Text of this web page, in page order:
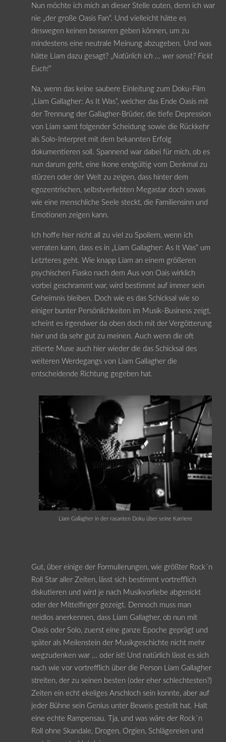
Nun möchte ich mich an dieser Stelle outen, denn ich war
nie „der große Oasis Fan“. Und vielleicht hätte es
deswegen keinen besseren geben können, um zu
mindestens eine neutrale Meinung abzugeben. Und was
hätte Liam dazu gesagt? „Natürlich ich … wer sonst? Fickt
Euch!“
Na, wenn das keine saubere Einleitung zum Doku-Film
„Liam Gallagher: As It Was“, welcher das Ende Oasis mit
der Trennung der Gallagher-Brüder, die tiefe Depression
von Liam samt folgender Scheidung sowie die Rückkehr
als Solo-Interpret mit dem bekannten Erfolg
dokumentieren soll. Spannend war dabei für mich, ob es
nun darum geht, eine Ikone endgültig vom Denkmal zu
stürzen oder der Welt zu zeigen, dass hinter dem
egozentrischen, selbstverliebten Megastar doch sowas
wie eine menschliche Seele steckt, die Familiensinn und
Emotionen zeigen kann.
Ich hoffe hier nicht all zu viel zu Spoilern, wenn ich
verraten kann, dass es in „Liam Gallagher: As It Was“ um
Letzteres geht. Wie knapp Liam an einem größeren
psychischen Fiasko nach dem Aus von Oais wirklich
vorbei geschrammt war, wird bestimmt auf immer sein
Geheimnis bleiben. Doch wie es das Schicksal wie so
einiger bunter Persönlichkeiten im Musik-Business zeigt,
scheint es irgendwer da oben doch mit der Vergötterung
hier und da sehr gut zu meinen. Auch wenn die oft
zitierte Muse auch hier wieder die das Schicksal des
weiteren Werdegangs von Liam Gallagher die
entscheidende Richtung gegeben hat.
Liam Gallagher in der rasanten Doku über seine Karriere
Gut, über einige der Formulierungen, wie größter Rock´n
Roll Star aller Zeiten, lässt sich bestimmt vortrefflich
diskutieren und wird je nach Musikvorliebe abgenickt
oder der Mittelfinger gezeigt. Dennoch muss man
neidlos anerkennen, dass Liam Gallagher, ob nun mit
Oasis oder Solo, zuerst eine ganze Epoche geprägt und
später als Meilenstein der Musikgeschichte nicht mehr
wegzudenken war … oder ist! Und natürlich lässt es sich
nach wie vor vortrefflich über die Person Liam Gallagher
streiten, der zu seinen besten (oder eher schlechtesten?)
Zeiten ein echt ekeliges Arschloch sein konnte, aber auf
jeder Bühne sein Genius unter Beweis gestellt hat. Halt
eine echte Rampensau. Tja, und was wäre der Rock´n
Roll ohne Skandale, Drogen, Orgien, Schlägereien und